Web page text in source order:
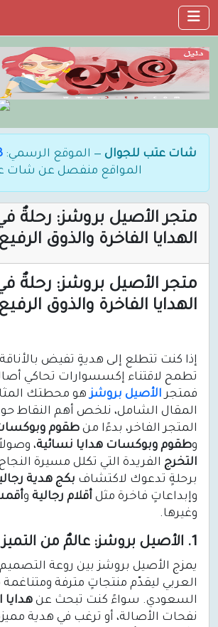
شات عتب للجوال — الموقع الرسمي:
المواقع منفصل عن شات
متجر الأصيل بروشز: رحلةٌ
الهدايا الفاخرة والذوق الرفيع
متجر الأصيل بروشز: رحلةٌ
الهدايا الفاخرة والذوق الرفيع
إذا كنت تتطلع إلى هديةٍ تفيض بالأناقة
تطمح لاقتناء إكسسوارات تحاكي
فمتجرالأصيل بروشزهو محطتك
المقال الشامل، نلخص أهم النقاط
المتجر الفاخر، بدءًا من طقوم وبوكسات
وطقوم وبوكسات هدايا نسائية،
التخرج الفريدة التي تكلل مسيرة
برحلةٍ تدعوك لاكتشاف بكج هدية
وإبداعاتٍ فاخرة مثل أقلام رجالية و
وغيرها.
1. الأصيل بروشز: عالمٌ من التميز والابتكار
يمزج الأصيل بروشز بين روعة
العربي ليقدّم منتجاتٍ مترفة
السعودي. سواءً كنت تبحث عن هدايا
نفحات الأصالة، أو ترغب في هدية